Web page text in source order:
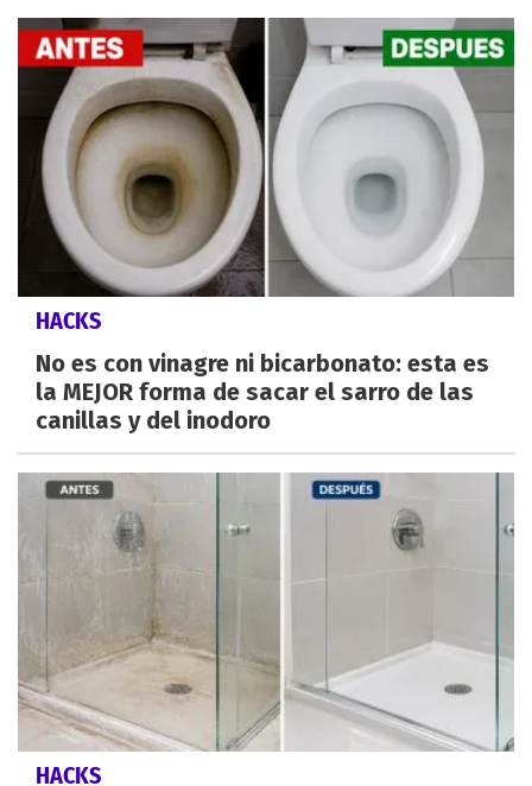
HACKS
No es con vinagre ni bicarbonato: esta es
la MEJOR forma de sacar el sarro de las
canillas y del inodoro
HACKS